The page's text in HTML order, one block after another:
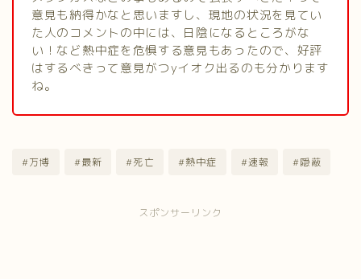
意見も納得かなと思いますし、現地の状況を見てい
た人のコメントの中には、日陰になるところがな
い！など熱中症を危惧する意見もあったので、好評
はするべきって意見がつyイオク出るのも分かります
ね。
#万博 #最新 #死亡 #熱中症 #速報 #隠蔽
スポンサーリンク